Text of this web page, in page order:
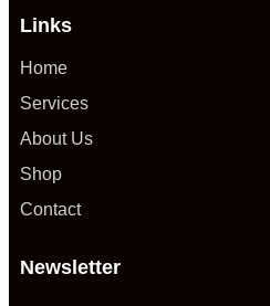
Links
Home
Services
About Us
Shop
Contact
Newsletter